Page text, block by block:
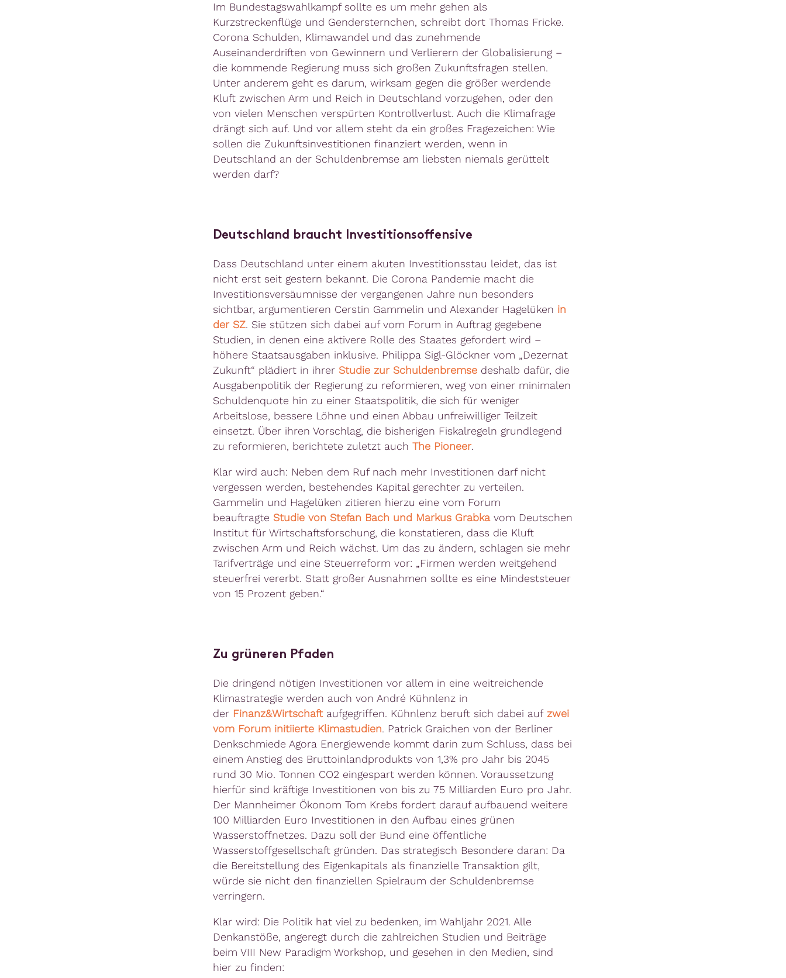
Im Bundestagswahlkampf sollte es um mehr gehen als
Kurzstreckenflüge und Gendersternchen, schreibt dort Thomas Fricke.
Corona Schulden, Klimawandel und das zunehmende
Auseinanderdriften von Gewinnern und Verlierern der Globalisierung –
die kommende Regierung muss sich großen Zukunftsfragen stellen.
Unter anderem geht es darum, wirksam gegen die größer werdende
Kluft zwischen Arm und Reich in Deutschland vorzugehen, oder den
von vielen Menschen verspürten Kontrollverlust. Auch die Klimafrage
drängt sich auf. Und vor allem steht da ein großes Fragezeichen: Wie
sollen die Zukunftsinvestitionen finanziert werden, wenn in
Deutschland an der Schuldenbremse am liebsten niemals gerüttelt
werden darf?
Deutschland braucht Investitionsoffensive
Dass Deutschland unter einem akuten Investitionsstau leidet, das ist
nicht erst seit gestern bekannt. Die Corona Pandemie macht die
Investitionsversäumnisse der vergangenen Jahre nun besonders
sichtbar, argumentieren Cerstin Gammelin und Alexander Hagelüken in
der SZ. Sie stützen sich dabei auf vom Forum in Auftrag gegebene
Studien, in denen eine aktivere Rolle des Staates gefordert wird –
höhere Staatsausgaben inklusive. Philippa Sigl-Glöckner vom „Dezernat
Zukunft“ plädiert in ihrer Studie zur Schuldenbremsedeshalb dafür, die
Ausgabenpolitik der Regierung zu reformieren, weg von einer minimalen
Schuldenquote hin zu einer Staatspolitik, die sich für weniger
Arbeitslose, bessere Löhne und einen Abbau unfreiwilliger Teilzeit
einsetzt. Über ihren Vorschlag, die bisherigen Fiskalregeln grundlegend
zu reformieren, berichtete zuletzt auch The Pioneer.
Klar wird auch: Neben dem Ruf nach mehr Investitionen darf nicht
vergessen werden, bestehendes Kapital gerechter zu verteilen.
Gammelin und Hagelüken zitieren hierzu eine vom Forum
beauftragte Studie von Stefan Bach und Markus Grabkavom Deutschen
Institut für Wirtschaftsforschung, die konstatieren, dass die Kluft
zwischen Arm und Reich wächst. Um das zu ändern, schlagen sie mehr
Tarifverträge und eine Steuerreform vor: „Firmen werden weitgehend
steuerfrei vererbt. Statt großer Ausnahmen sollte es eine Mindeststeuer
von 15 Prozent geben.“
Zu grüneren Pfaden
Die dringend nötigen Investitionen vor allem in eine weitreichende
Klimastrategie werden auch von André Kühnlenz in
der Finanz&Wirtschaftaufgegriffen. Kühnlenz beruft sich dabei auf zwei
vom Forum initiierte Klimastudien. Patrick Graichen von der Berliner
Denkschmiede Agora Energiewende kommt darin zum Schluss, dass bei
einem Anstieg des Bruttoinlandprodukts von 1,3% pro Jahr bis 2045
rund 30 Mio. Tonnen CO2 eingespart werden können. Voraussetzung
hierfür sind kräftige Investitionen von bis zu 75 Milliarden Euro pro Jahr.
Der Mannheimer Ökonom Tom Krebs fordert darauf aufbauend weitere
100 Milliarden Euro Investitionen in den Aufbau eines grünen
Wasserstoffnetzes. Dazu soll der Bund eine öffentliche
Wasserstoffgesellschaft gründen. Das strategisch Besondere daran: Da
die Bereitstellung des Eigenkapitals als finanzielle Transaktion gilt,
würde sie nicht den finanziellen Spielraum der Schuldenbremse
verringern.
Klar wird: Die Politik hat viel zu bedenken, im Wahljahr 2021. Alle
Denkanstöße, angeregt durch die zahlreichen Studien und Beiträge
beim VIII New Paradigm Workshop, und gesehen in den Medien, sind
hier zu finden: